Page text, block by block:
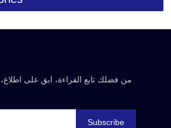
من فضلك تابع القراءة، ابق على
Subscribe